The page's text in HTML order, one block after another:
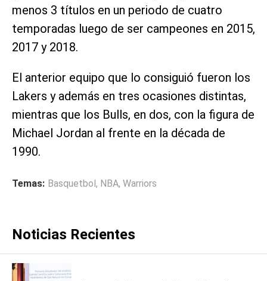
menos 3 títulos en un periodo de cuatro
temporadas luego de ser campeones en 2015,
2017 y 2018.
El anterior equipo que lo consiguió fueron los
Lakers y además en tres ocasiones distintas,
mientras que los Bulls, en dos, con la figura de
Michael Jordan al frente en la década de
1990.
Temas: Basquetbol , NBA, Warriors
Noticias Recientes